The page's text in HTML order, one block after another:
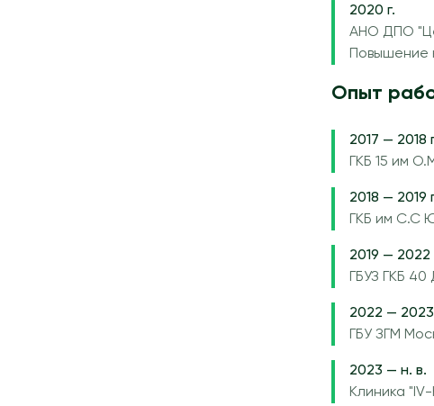
2020 г.
АНО ДПО
Повышение
Опыт
2017 — 2018
ГКБ 15 им
2018 — 2019
ГКБ им С.С
2019 — 2022
ГБУЗ ГКБ
2022 — 2023
ГБУ ЗГМ
2023 — н. в.
Клиника